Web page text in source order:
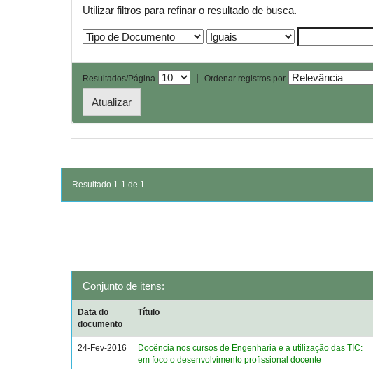
Utilizar filtros para refinar o resultado de busca.
Resultados/Página | Ordenar registros por
Resultado 1-1 de 1.
Conjunto de itens:
Data do
documento
Título
24-Fev-2016
Docência nos cursos de Engenharia e a utilização das TIC:
em foco o desenvolvimento profissional docente